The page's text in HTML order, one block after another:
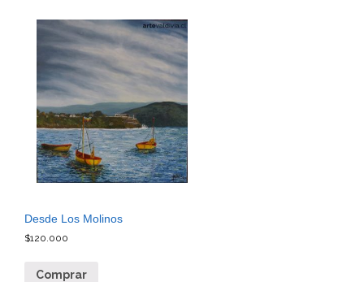
Desde Los Molinos
$120.000
Comprar